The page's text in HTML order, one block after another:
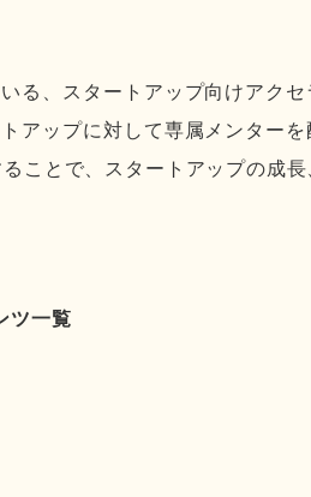
る、スタートアップ向けアクセ
アップに対して専属メンターを
ことで、スタートアップの成長
ツ一覧